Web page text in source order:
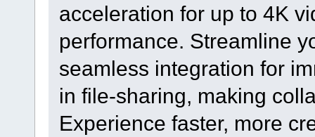
acceleration for up to 4K
performance. Streamline
seamless integration for
in file-sharing, making
Experience faster, more